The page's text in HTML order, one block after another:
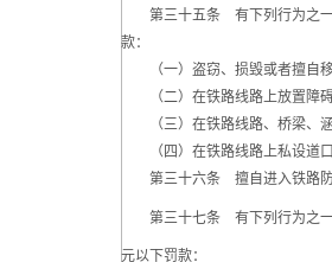
第三十五条 有下列行为之一
款：
（一）盗窃、损毁或者擅自移
（二）在铁路线路上放置障碍
（三）在铁路线路、桥梁、涵
（四）在铁路线路上私设道口
第三十六条 擅自进入铁路防
第三十七条 有下列行为之一
元以下罚款：